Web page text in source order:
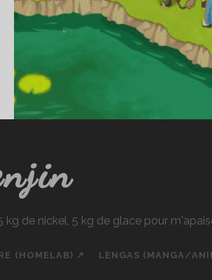
de nickel, 5 kg de glace pour
(HOMELAB) ↗ LENGAS (MANGA/